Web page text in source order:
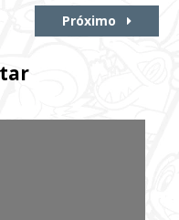
Próximo